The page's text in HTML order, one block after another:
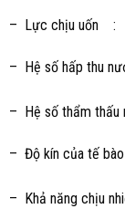
– Lực chịu uốn :
– Hệ số hấp thu
– Hệ số thẩm
– Độ kín của tế
– Khả năng chịu